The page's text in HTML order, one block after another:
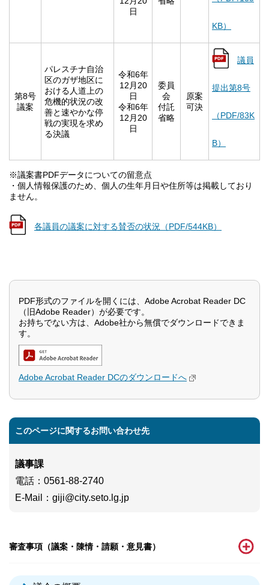
日
KB）
第8号
議案
パレスチナ自治
区のガザ地区に
おける人道上の
危機的状況の改
善と速やかな停
戦の実現を求め
る決議
令和6年
12月20
日
令和6年
12月20
日
委員
会
付託
省略
原案
可決
議員
提出第8号
（PDF/83K
B）
※議案書PDFデータについての留意点
・個人情報保護のため、個人の生年月日や住所等は掲載しており
ません。
各議員の議案に対する賛否の状況（PDF/544KB）
PDF形式のファイルを開くには、Adobe Acrobat Reader DC
（旧Adobe Reader）が必要です。
お持ちでない方は、Adobe社から無償でダウンロードできま
す。
Adobe Acrobat Reader DCのダウンロードへ
このページに関するお問い合わせ先
議事課
電話 ：0561-88-2740
E-Mail
： giji@city.seto.lg.jp
審査事項（議案・陳情・請願・意見書）